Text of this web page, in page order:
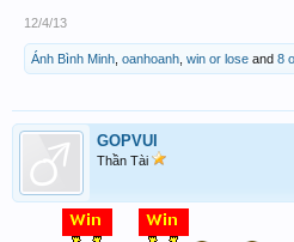
12/4/13
Ánh Bình Minh oanhoanh win or lose and 8
GOPVUI
Thần Tài